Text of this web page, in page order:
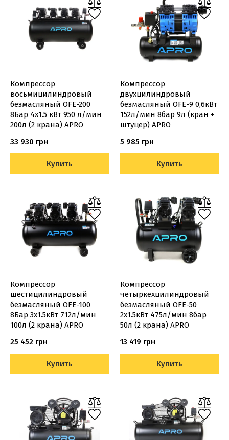
Компрессор
восьмицилиндровый
безмасляный OFE-200
8Бар 4х1.5 кВт 950 л/мин
200л (2 крана) APRO
33 930 грн
Купить
Компрессор
двухцилиндровый
безмасляный OFE-9 0,6кВт
152л/мин 8бар 9л (кран +
штуцер) APRO
5 985 грн
Купить
Компрессор
шестицилиндровый
безмасляный OFE-100
8Бар 3х1.5кВт 712л/мин
100л (2 крана) APRO
25 452 грн
Купить
Компрессор
четыркехцилиндровый
безмасляный OFE-50
2х1.5кВт 475л/мин 8бар
50л (2 крана) APRO
13 419 грн
Купить